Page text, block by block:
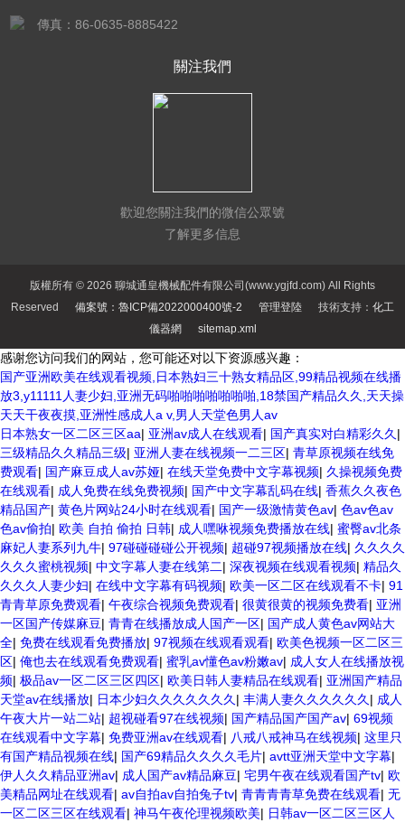
傳真：86-0635-8885422
關注我們
歡迎您關注我們的微信公眾號
了解更多信息
版權所有 © 2026 聊城通皇機械配件有限公司(www.ygjfd.com) All Rights
Reserved 備案號：魯ICP備2022000400號-2 管理登陸 技術支持： 化工
儀器網
sitemap.xml
感谢您访问我们的网站，您可能还对以下资源感兴趣：
国产亚洲欧美在线观看视频,日本熟妇三十熟女精品区,99精品视频在线播
放3,y11111人妻少妇,亚洲无码啪啪啪啪啪啪啪,18禁国产精品久久,天天操
天天干夜夜摸,亚洲性感成人a v,男人天堂色男人av
日本熟女一区二区三区aa| 亚洲av成人在线观看| 国产真实对白精彩久久 |
三级精品久久精品三级| 亚洲人妻在线视频一二三区| 青草原视频在线免
费观看| 国产麻豆成人av苏娅| 在线天堂免费中文字幕视频| 久操视频免费
在线观看| 成人免费在线免费视频| 国产中文字幕乱码在线| 香蕉久久夜色
精品国产| 黄色片网站24小时在线观看| 国产一级激情黄色av| 色av色av
色av偷拍| 欧美 自拍 偷拍 日韩| 成人嘿咻视频免费播放在线| 蜜臀av北条
麻妃人妻系列九牛| 97碰碰碰碰公开视频| 超碰97视频播放在线| 久久久久
久久久蜜桃视频| 中文字幕人妻在线第二| 深夜视频在线观看视频| 精品久
久久久人妻少妇| 在线中文字幕有码视频| 欧美一区二区在线观看不卡| 91
青青草原免费观看| 午夜综合视频免费观看| 很黄很黄的视频免费看| 亚洲
一区国产传媒麻豆| 青青在线播放成人国产一区| 国产成人黄色av网站大
全| 免费在线观看免费播放| 97视频在线观看观看| 欧美色视频一区二区三
区| 俺也去在线观看免费观看| 蜜乳av懂色av粉嫩av| 成人女人在线播放视
频| 极品av一区二区三区四区| 欧美日韩人妻精品在线观看| 亚洲国产精品
天堂av在线播放| 日本少妇久久久久久久久 | 丰满人妻久久久久久久 | 成人
午夜大片一站二站| 超视碰看97在线视频| 国产精品国产国产av| 69视频
在线观看中文字幕| 免费亚洲av在线观看| 八戒八戒神马在线视频| 这里只
有国产精品视频在线| 国产69精品久久久久毛片| avtt亚洲天堂中文字幕|
伊人久久精品亚洲av| 成人国产av精品麻豆| 宅男午夜在线观看国产tv| 欧
美精品网址在线观看| av自拍av自拍兔子tv| 青青青青草免费在线观看| 无
一区二区三区在线观看| 神马午夜伦理视频欧美| 日韩av一区二区三区人